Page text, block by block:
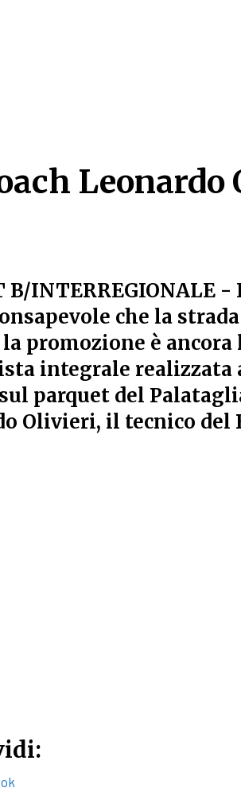
Leonardo
B/INTERREGIONALE -
che la
promozione è ancora
integrale realizzata
parquet del
Olivieri, il tecnico del